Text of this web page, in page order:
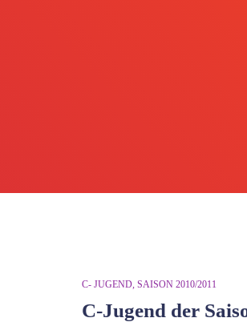
C- JUGEND SAISON 2010/2011
C-Jugend der